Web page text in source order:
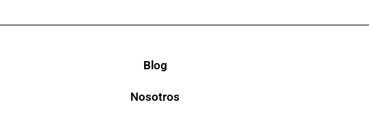
Blog
Nosotros